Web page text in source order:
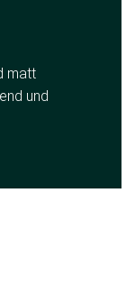
matt
und